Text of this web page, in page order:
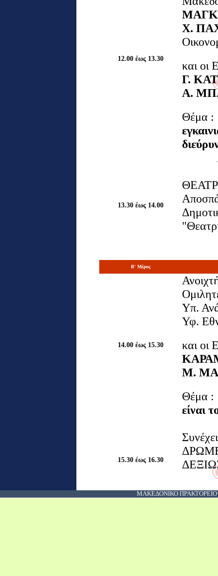
12.00 έως 13.30
Χ.
και οι
Γ.
Α.
Θέμα :
13.30 έως 14.00
B' Μέρος
14.00 έως 15.30
Υπ.
Υφ.
και οι
Μ.
Θέμα :
είναι
15.30 έως 16.30
ΜΑΚΕΔΟΝΙΚΟ